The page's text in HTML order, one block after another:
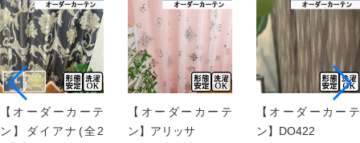
【オーダーカーテ
ン】ダイアナ(全2
【オーダーカーテ
ン】アリッサ
【オーダーカーテ
ン】DO422